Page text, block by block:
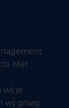
Met
wij je
wij graag